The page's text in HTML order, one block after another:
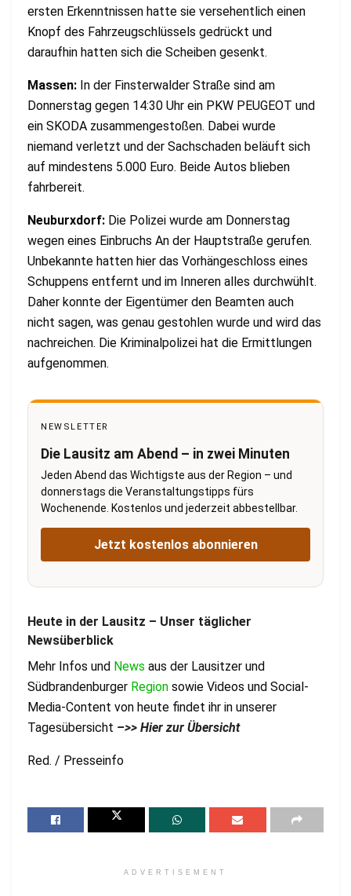
ersten Erkenntnissen hatte sie versehentlich einen
Knopf des Fahrzeugschlüssels gedrückt und
daraufhin hatten sich die Scheiben gesenkt.
Massen: In der Finsterwalder Straße sind am
Donnerstag gegen 14:30 Uhr ein PKW PEUGEOT und
ein SKODA zusammengestoßen. Dabei wurde
niemand verletzt und der Sachschaden beläuft sich
auf mindestens 5.000 Euro. Beide Autos blieben
fahrbereit.
Neuburxdorf: Die Polizei wurde am Donnerstag
wegen eines Einbruchs An der Hauptstraße gerufen.
Unbekannte hatten hier das Vorhängeschloss eines
Schuppens entfernt und im Inneren alles durchwühlt.
Daher konnte der Eigentümer den Beamten auch
nicht sagen, was genau gestohlen wurde und wird das
nachreichen. Die Kriminalpolizei hat die Ermittlungen
aufgenommen.
NEWSLETTER
Die Lausitz am Abend – in zwei Minuten
Jeden Abend das Wichtigste aus der Region – und
donnerstags die Veranstaltungstipps fürs
Wochenende. Kostenlos und jederzeit abbestellbar.
Jetzt kostenlos abonnieren
Heute in der Lausitz – Unser täglicher
Newsüberblick
Mehr Infos und News aus der Lausitzer und
Südbrandenburger Region sowie Videos und Social-
Media-Content von heute findet ihr in unserer
Tagesübersicht –>> Hier zur Übersicht
Red. / Presseinfo
ADVERTISEMENT